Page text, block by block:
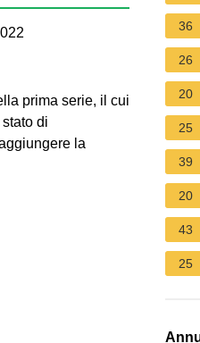
prima serie, il cui
di
la
36
26
20
25
39
20
43
25